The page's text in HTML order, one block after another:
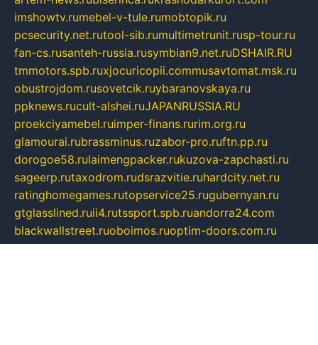
imshowtv.rumebel-v-tule.rumobtopik.ru
pcsecurity.net.rutool-sib.rumultimetrunit.rusp-tour.ru
fan-cs.rusanteh-russia.rusymbian9.net.ruDSHAIR.RU
tmmotors.spb.ruxjocuricopii.commusavtomat.msk.ru
obustrojdom.rusovetcik.ruybaranovskaya.ru
ppknews.rucult-alshei.ruJAPANRUSSIA.RU
proekciyamebel.ruimper-finans.rurim.org.ru
glamourai.rubrassminus.ruzabor-pro.ruftn.pp.ru
dorogoe58.rulaimengpacker.rukuzova-zapchasti.ru
sageerp.rutaxodrom.rudsrazvitie.ruhardcity.net.ru
ratinghomegames.rutopservice25.rugubernyan.ru
gtglasslined.ruii4.rutssport.spb.ruandorra24.com
blackwallstreet.ruoboimos.ruoptim-doors.com.ru
ikuch.runycr.org.runpa21.ruvremya-ch.spb.ru